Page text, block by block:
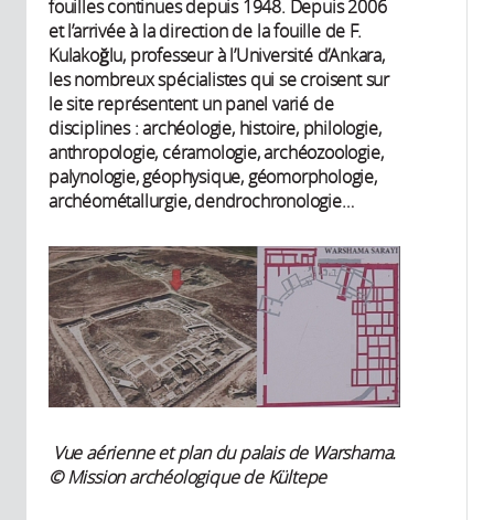
fouilles continues depuis 1948. Depuis 2006
et l’arrivée à la direction de la fouille de F.
Kulakoğlu, professeur à l’Université d’Ankara,
les nombreux spécialistes qui se croisent sur
le site représentent un panel varié de
disciplines : archéologie, histoire, philologie,
anthropologie, céramologie, archéozoologie,
palynologie, géophysique, géomorphologie,
archéométallurgie, dendrochronologie…
Vue aérienne et plan du palais de Warshama. ​
© Mission archéologique de Kültepe